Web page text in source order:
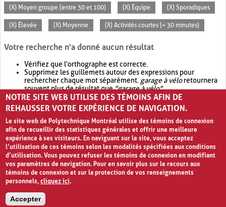
(X) Moyen groupe (entre 30 et 100) (X) Équipe (X) Sporadiques
(X) Élevée (X) Moyenne (X) Activités courtes (< 30 minutes)
Votre recherche n'a donné aucun résultat
Vérifiez que l'orthographe est correcte.
Supprimez les guillemets autour des expressions pour
rechercher chaque mot séparément. garage à véloretournera
souvent plus de résultat que"garage à vélo".
Envisagez d'élargir votre recherche avec OR.garage OR vélo
retournera souvent plus de résultat quegarage à vélo
NOTRE SITE WEB UTILISE DES TÉMOINS AFIN DE
REHAUSSER VOTRE EXPÉRIENCE DE NAVIGATION.
Le site web de Polytechnique Montréal utilise des témoins de connexion
afin de recueillir des statistiques générales et offrir une meilleure
expérience à ses visiteurs. En naviguant sur le site, vous acceptez
l’utilisation de ces témoins selon les modalités spécifiées aux conditions
d’utilisation. Vous pouvez refuser les témoins de connexion en modifiant
vos paramètres de navigation. Pour en savoir plus sur le recours aux
témoins de connexion et sur la protection de vos renseignements
personnels,cliquez ici.
Accepter